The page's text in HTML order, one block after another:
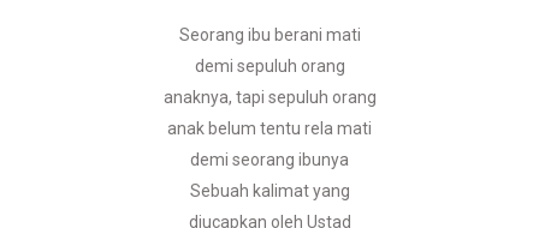
Seorang ibu berani mati
demi sepuluh orang
anaknya, tapi sepuluh orang
anak belum tentu rela mati
demi seorang ibunya
Sebuah kalimat yang
diucapkan oleh Ustad